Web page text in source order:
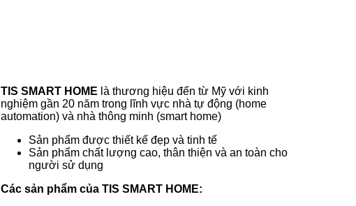
TIS SMART HOME là thương hiệu đến từ Mỹ với kinh
nghiệm gần 20 năm trong lĩnh vực nhà tự động (home
automation) và nhà thông minh (smart home)
Sản phẩm được thiết kế đẹp và tinh tế
Sản phẩm chất lượng cao, thân thiện và an toàn cho
người sử dụng
Các sản phẩm của TIS SMART HOME: